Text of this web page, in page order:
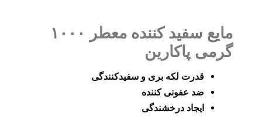
مایع سفید کننده معطر ۱۰۰۰
گرمی پاکارین
قدرت لکه بری و سفیدکنندگی
ضد عفونی کننده
ایجاد درخشندگی